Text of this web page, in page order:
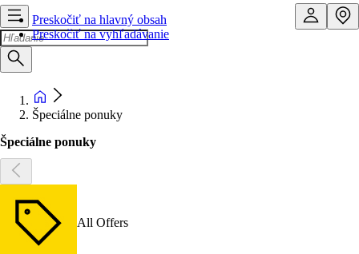
Preskočiť na hlavný obsah
Preskočiť na vyhľadávanie
Špeciálne ponuky
Špeciálne ponuky
All Offers